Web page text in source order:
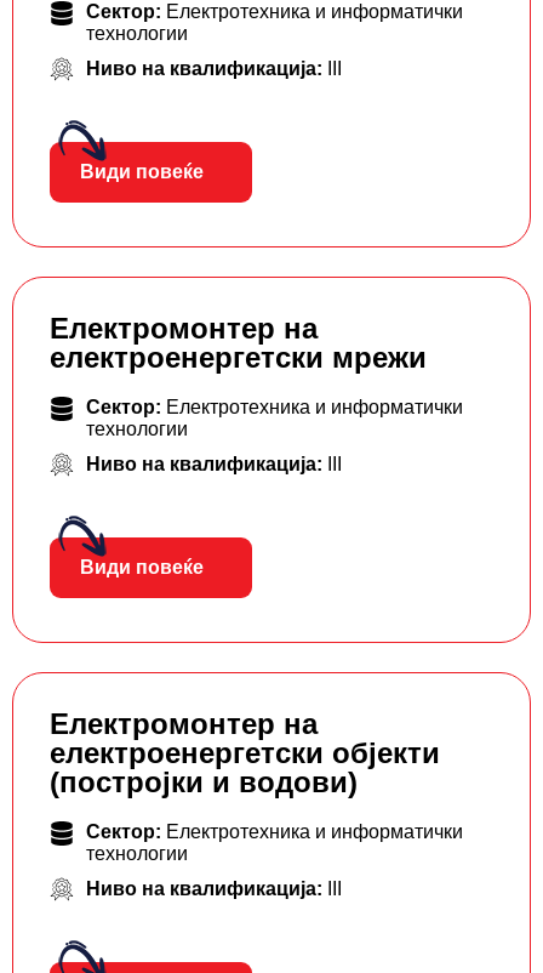
Сектор: Електротехника и информатички
технологии
Ниво на квалификација:
Види повеќе
Електромонтер на
електроенергетски мрежи
Сектор: Електротехника и информатички
технологии
Ниво на квалификација:
Види повеќе
Електромонтер на
електроенергетски објекти
(постројки и водови)
Сектор: Електротехника и информатички
технологии
Ниво на квалификација: